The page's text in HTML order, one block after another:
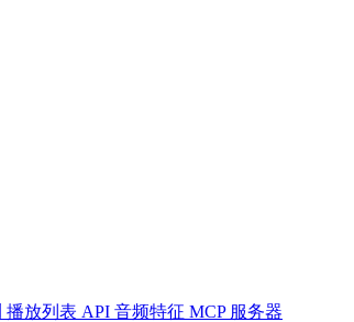
播放列表 API 音频特征 MCP 服务器